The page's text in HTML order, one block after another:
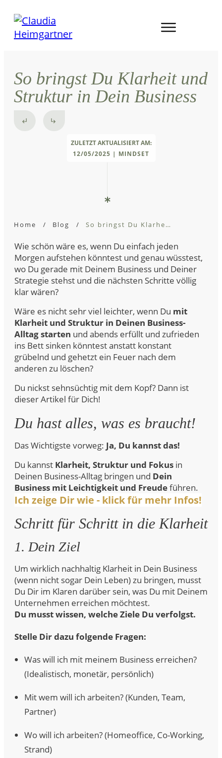
So bringst Du Klarheit und
Struktur in Dein Business
ZULETZT AKTUALISIERT AM:
12/05/2025 | MINDSET
Home / Blog / So bringst Du Klarheit und Struktur in Dein Business
Wie schön wäre es, wenn Du einfach jeden
Morgen aufstehen könntest und genau wüsstest,
wo Du gerade mit Deinem Business und Deiner
Strategie stehst und die nächsten Schritte völlig
klar wären?
Wäre es nicht sehr viel leichter, wenn Du mit
Klarheit und Struktur in Deinen Business-
Alltag starten und abends erfüllt und zufrieden
ins Bett sinken könntest anstatt konstant
grübelnd und gehetzt ein Feuer nach dem
anderen zu löschen?
Du nickst sehnsüchtig mit dem Kopf? Dann ist
dieser Artikel für Dich!
Du hast alles, was es braucht!
Das Wichtigste vorweg: Ja, Du kannst das!
Du kannst Klarheit, Struktur und Fokus in
Deinen Business-Alltag bringen und Dein
Business mit Leichtigkeit und Freudeführen.
Ich zeige Dir wie - klick für mehr Infos!
Schritt für Schritt in die Klarheit
1. Dein Ziel
Um wirklich nachhaltig Klarheit in Dein Business
(wenn nicht sogar Dein Leben) zu bringen, musst
Du Dir im Klaren darüber sein, was Du mit Deinem
Unternehmen erreichen möchtest.
Du musst wissen, welche Ziele Du verfolgst.
Stelle Dir dazu folgende Fragen:
Was will ich mit meinem Business erreichen?
(Idealistisch, monetär, persönlich)
Mit wem will ich arbeiten? (Kunden, Team,
Partner)
Wo will ich arbeiten? (Homeoffice, Co-Working,
Strand)